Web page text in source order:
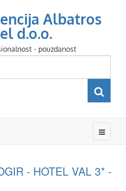
Albatros
d.o.o.
- pouzdanost
- HOTEL VAL 3* -